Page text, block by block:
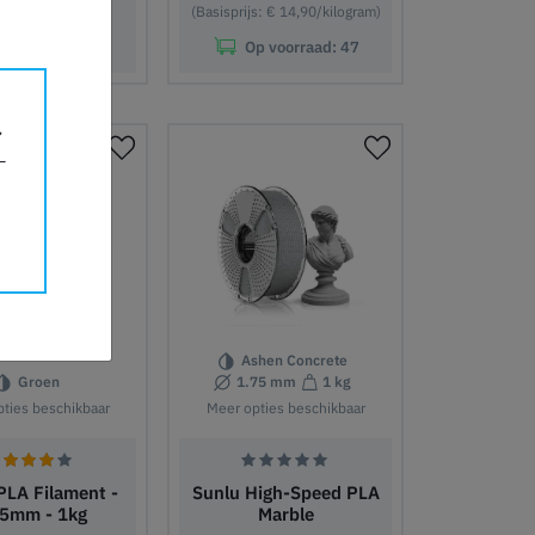
(Basisprijs: € 14,90/kilogram)
Op voorraad: 47
Groen
beschikbaar
Filament -
- 1kg
Ashen Concrete
1.75 mm
1 kg
Meer opties beschikbaar
Sunlu High-Speed PLA
Marble